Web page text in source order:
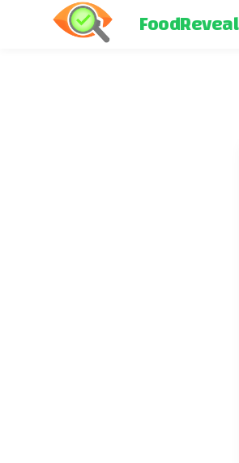
FoodReveal